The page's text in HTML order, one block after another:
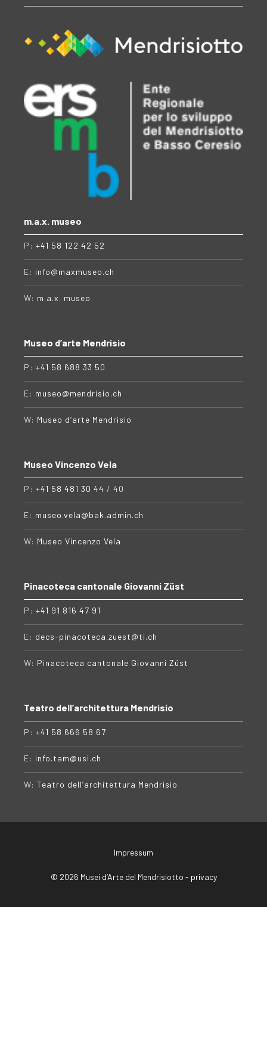
m.a.x. museo
P: +41 58 122 42 52
E: info@maxmuseo.ch
W: m.a.x. museo
Museo d’arte Mendrisio
P: +41 58 688 33 50
E: museo@mendrisio.ch
W: Museo d’arte Mendrisio
Museo Vincenzo Vela
P: +41 58 481 30 44 / 40
E: museo.vela@bak.admin.ch
W: Museo Vincenzo Vela
Pinacoteca cantonale Giovanni Züst
P: +41 91 816 47 91
E: decs-pinacoteca.zuest@ti.ch
W: Pinacoteca cantonale Giovanni Züst
Teatro dell’architettura Mendrisio
P: +41 58 666 58 67
E: info.tam@usi.ch
W: Teatro dell’architettura Mendrisio
Impressum
© 2026 Musei d’Arte del Mendrisiotto - privacy